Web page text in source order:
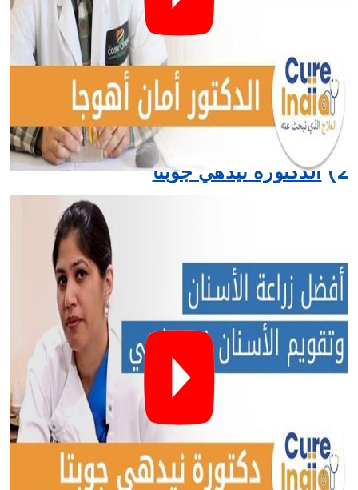
الدكتور أمان أهوجا طبيب أسنان ماهر في جورجاون ، الهند.
أكمل تصميم الابتسامة الرقمية (شهادة) من كريستيان
كوتشمان (البرازيل) في عام 2015. بالإضافة إلى ذلك ، فهو
يتمتع بخبرة 12 عامًا في تصميم الابتسامة ويقدم سعر ابتسامة
هوليود بأسعار معقولة في عيادته.
2) الدكتورة نيدهي جوبتا
الدكتورة نيدهي جوبتا هى طبيب أسنان التجميل الأكثر كفاءة
في دلهي ، الهند. حصلت على دبلوم طب الاسنان التجميلي
من جامعة نيويورك. قامت بدورة تدريبية متقدمة مع Dental
GPS Las Vegas في تصميم ابتسامة هوليود. الدكتورة
نيدهي جوبتا خبيرة في ابتسامة هوليوةد وتصميم ابتسامة